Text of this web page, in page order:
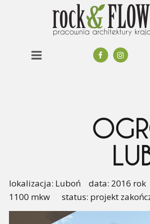
lokalizacja: Luboń data: 2016
1100 mkw status: projekt